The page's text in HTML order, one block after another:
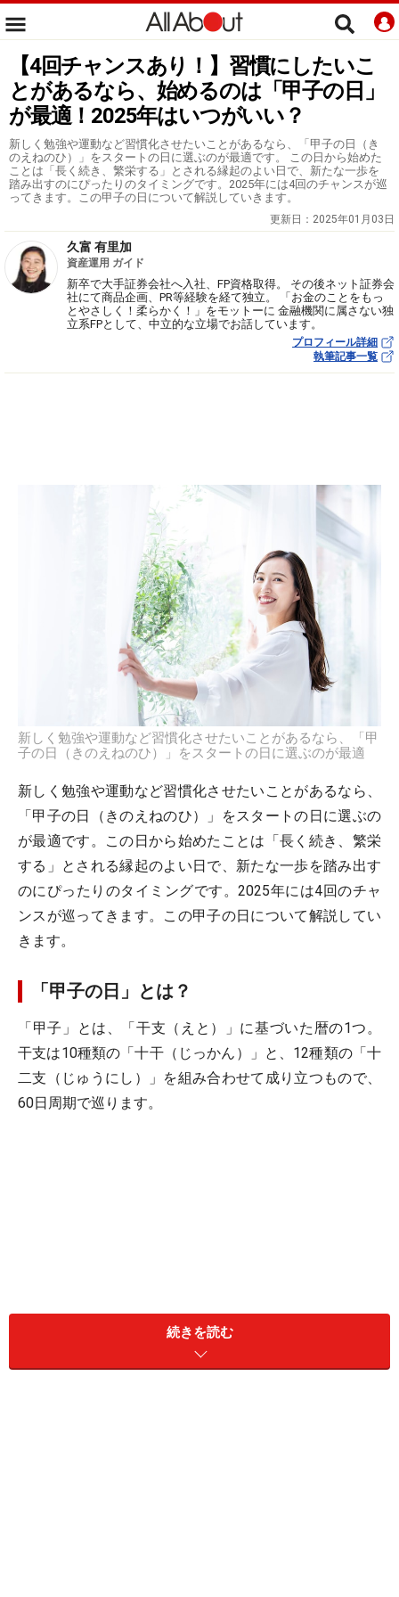
【4回チャンスあり！】習慣にしたいこ
とがあるなら、始めるのは「甲子の日」
が最適！2025年はいつがいい？
新しく勉強や運動など習慣化させたいことがあるなら、「甲子の日（き
のえねのひ）」をスタートの日に選ぶのが最適です。 この日から始めた
ことは「長く続き、繁栄する」とされる縁起のよい日で、新たな一歩を
踏み出すのにぴったりのタイミングです。2025年には4回のチャンスが巡
ってきます。この甲子の日について解説していきます。
更新日： 2025年01月03日
久富 有里加
資産運用 ガイド
新卒で大手証券会社へ入社、FP資格取得。 その後ネット証券会
社にて商品企画、PR等経験を経て独立。 「お金のことをもっ
とやさしく！柔らかく！」をモットーに 金融機関に属さない独
立系FPとして、中立的な立場でお話しています。
プロフィール詳細
執筆記事一覧
新しく勉強や運動など習慣化させたいことがあるなら、「甲
子の日（きのえねのひ）」をスタートの日に選ぶのが最適
新しく勉強や運動など習慣化させたいことがあるなら、
「甲子の日（きのえねのひ）」をスタートの日に選ぶの
が最適です。この日から始めたことは「長く続き、繁栄
する」とされる縁起のよい日で、新たな一歩を踏み出す
のにぴったりのタイミングです。2025年には4回のチャ
ンスが巡ってきます。この甲子の日について解説してい
きます。
「甲子の日」とは？
「甲子」とは、「干支（えと）」に基づいた暦の1つ。
干支は10種類の「十干（じっかん）」と、12種類の「十
二支（じゅうにし）」を組み合わせて成り立つもので、
60日周期で巡ります。
続きを読む